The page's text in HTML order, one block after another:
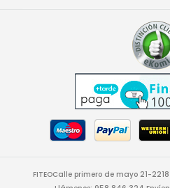
FITEOCalle primero de mayo 21-22